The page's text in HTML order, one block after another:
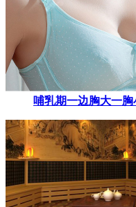
哺乳期一边胸大一